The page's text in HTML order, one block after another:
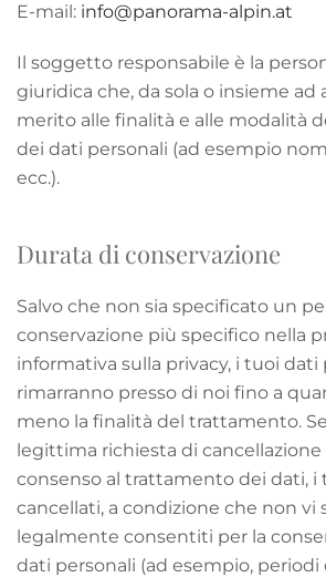
E-mail: info@panorama-alpin.at
Il soggetto responsabile è la
giuridica che, da sola o insieme ad
merito alle finalità e alle modalità
dei dati personali (ad esempio
ecc.).
Durata di conservazione
Salvo che non sia specificato un
conservazione più specifico nella
informativa sulla privacy, i tuoi dati
rimarranno presso di noi fino a
meno la finalità del trattamento.
legittima richiesta di
consenso al trattamento dei dati, i
cancellati, a condizione che non vi
legalmente consentiti per la
dati personali (ad esempio, periodi